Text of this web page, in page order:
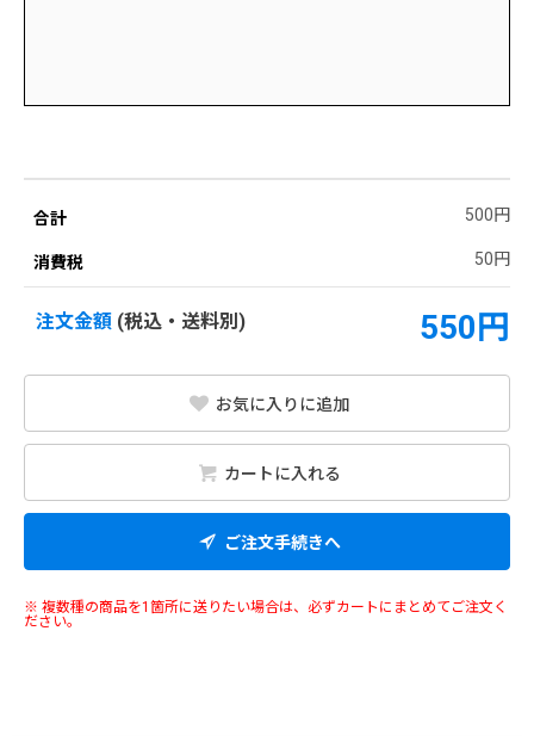
合計 500円
消費税 50円
注文金額 (税込・送料別) 550円
お気に入りに追加
カートに入れる
ご注文手続きへ
※ 複数種の商品を1箇所に送りたい場合は、必ずカートにまとめてご注文く
ださい。